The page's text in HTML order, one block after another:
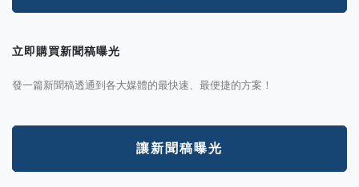
立即購買新聞稿曝光
發一篇新聞稿透通到各大媒體的最快速、最便捷的方案！
讓新聞稿曝光